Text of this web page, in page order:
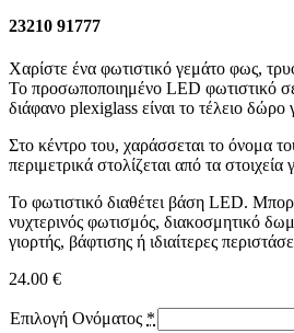
23210 91777
Χαρίστε ένα φωτιστικό γεμάτο φως,
Το προσωποποιημένο LED φωτιστικό
διάφανο plexiglass είναι το τέλειο δώρο
Στο κέντρο του, χαράσσεται το όνομα
περιμετρικά στολίζεται από τα στοιχεία
Το φωτιστικό διαθέτει βάση LED.
νυχτερινός φωτισμός, διακοσμητικό
γιορτής, βάφτισης ή ιδιαίτερες
24.00 €
Επιλογή Ονόματος *